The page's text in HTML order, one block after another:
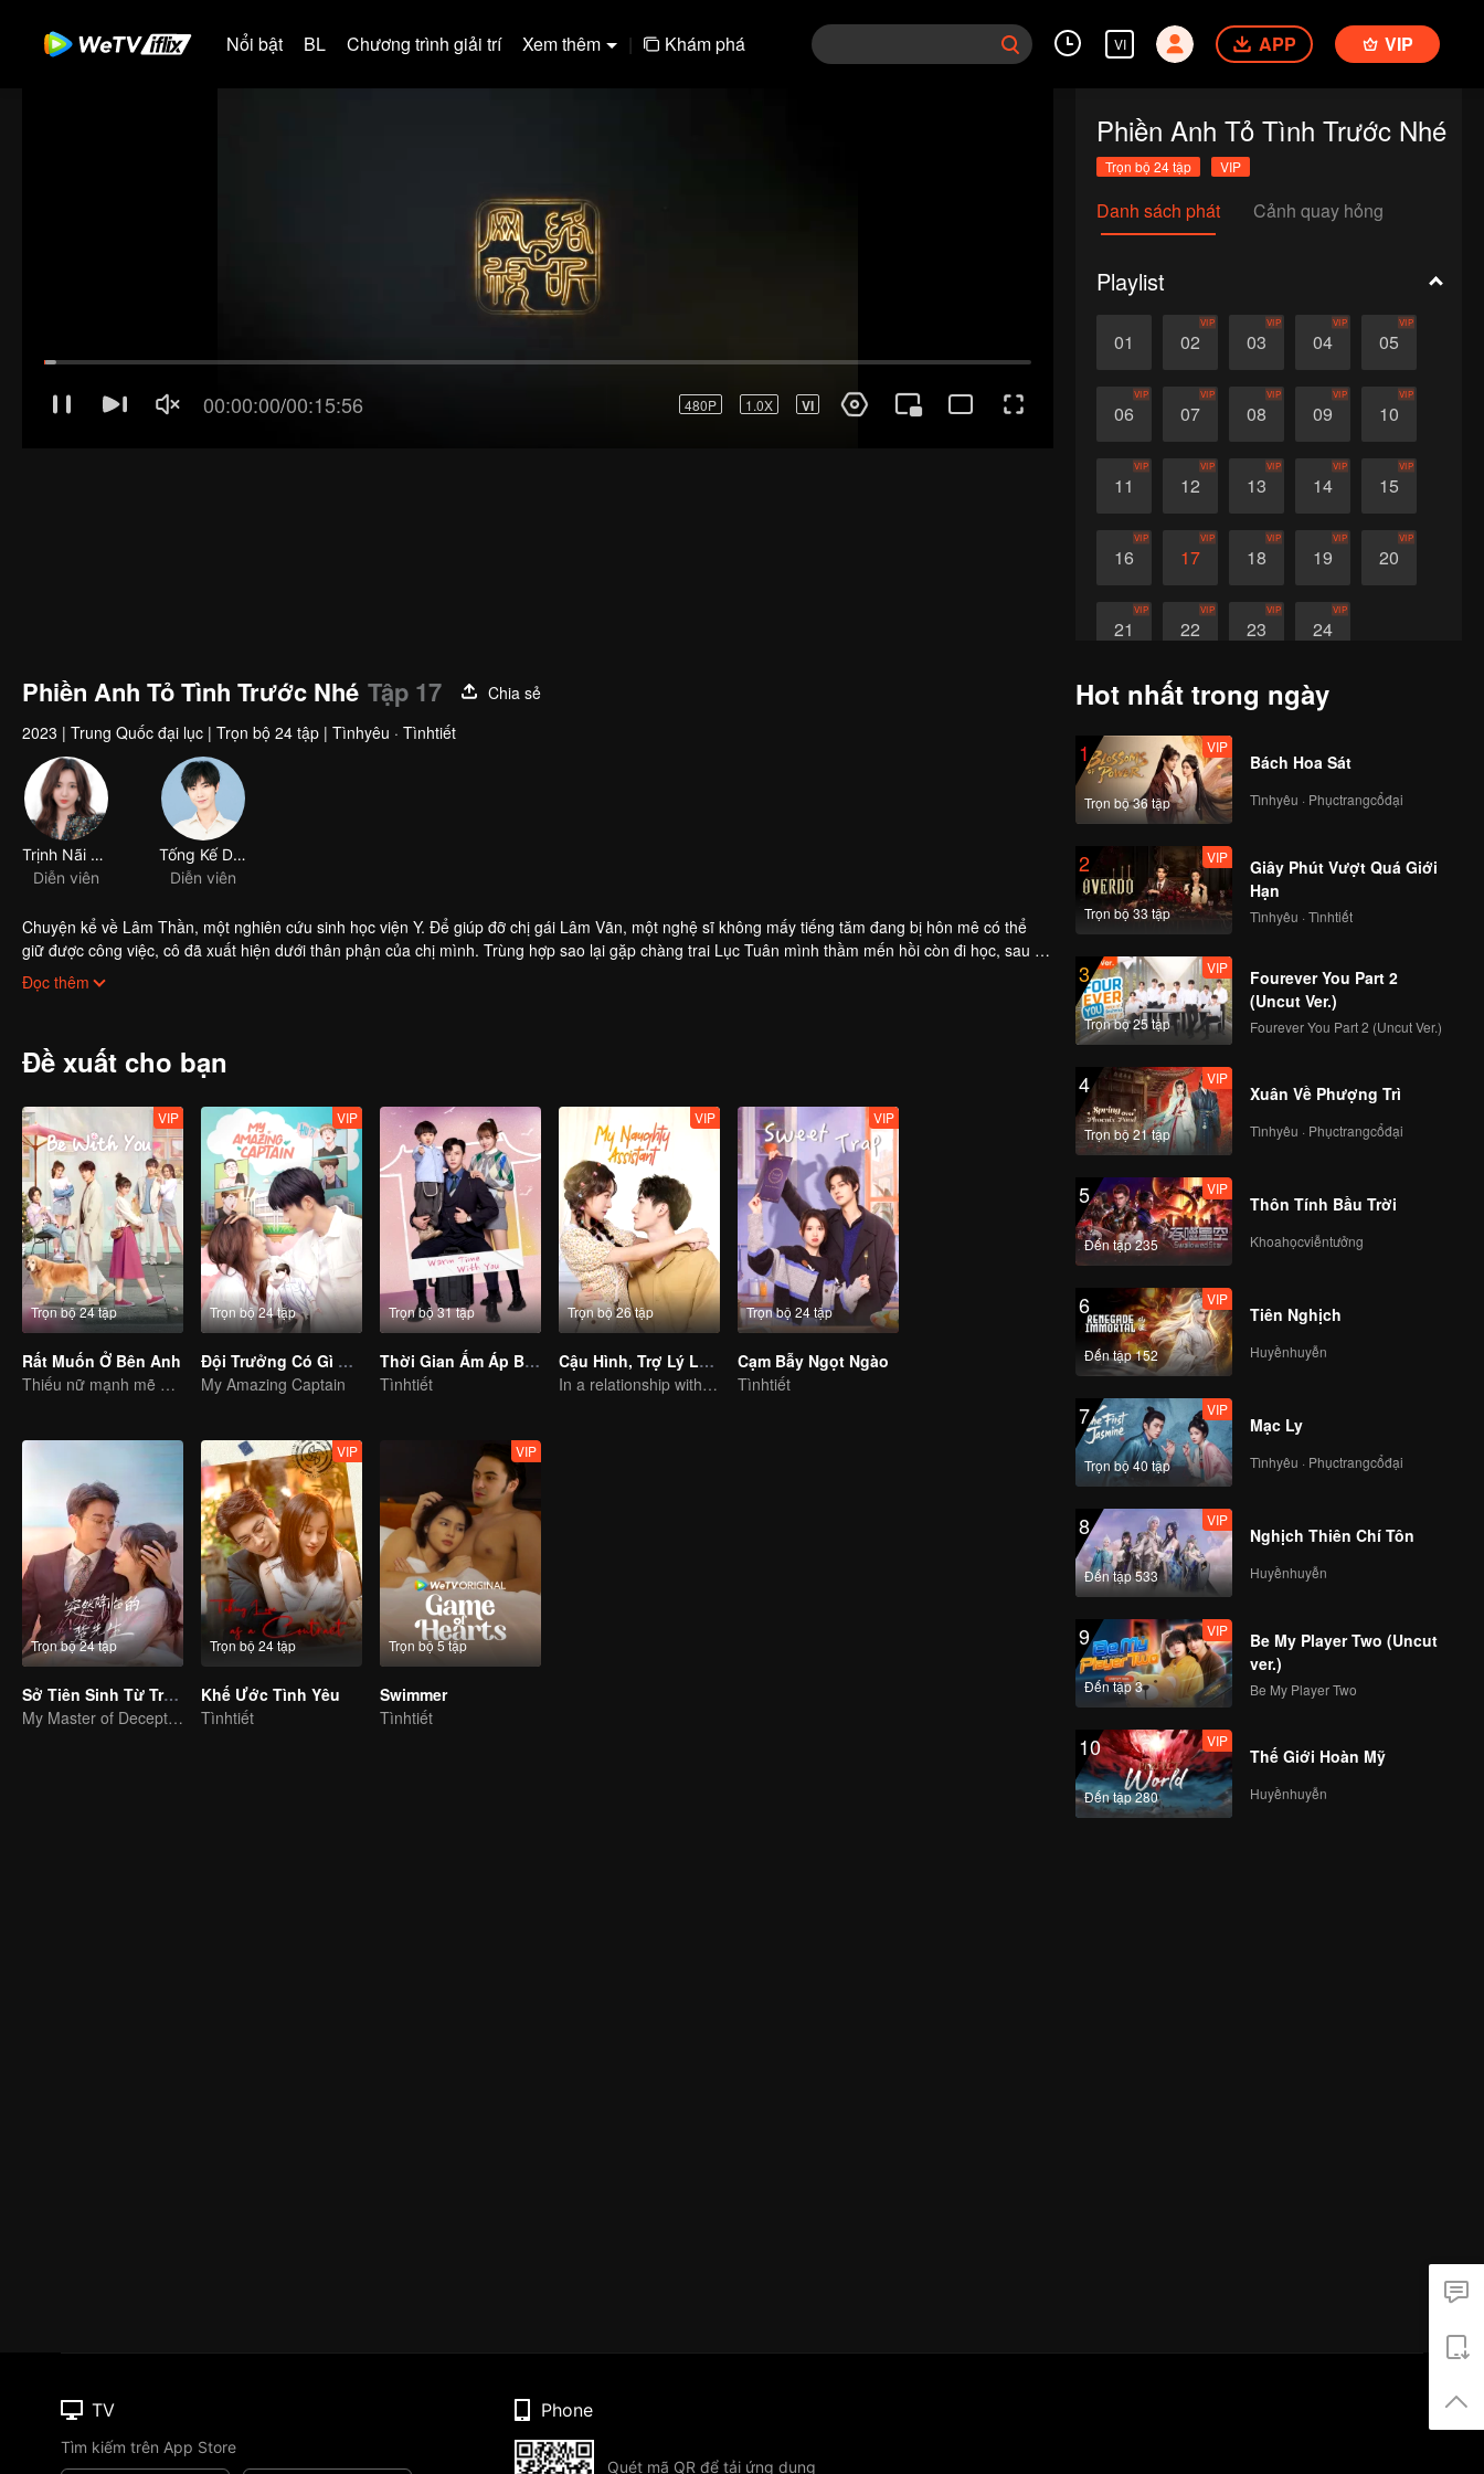
Nổi bật BL Chương trình giải trí Xem thêm | Khám phá VI APP VIP
Phiền Anh Tỏ Tình Trước Nhé
Trọn bộ 24 tập VIP
Danh sách phát Cảnh quay hỏng
Playlist
01 02
VIP
03
VIP
04
VIP
05
VIP
06
VIP
07
VIP
08
VIP
09
VIP
10
VIP
11
VIP
12
VIP
13
VIP
14
VIP
15
VIP
16
VIP
17
VIP
18
VIP
19
VIP
20
VIP
21
VIP
22
VIP
23
VIP
24
VIP
Phiền Anh Tỏ Tình Trước Nhé Tập 17
Chia sẻ
2023 | Trung Quốc đại lục | Trọn bộ 24 tập | Tìnhyêu · Tìnhtiết
Trịnh Nãi Hinh
Diễn viên
Tống Kế Dương
Diễn viên
Chuyện kể về Lâm Thần, một nghiên cứu sinh học viện Y. Để giúp đỡ chị gái Lâm Vãn, một nghệ sĩ không mấy tiếng tăm đang bị hôn mê có thể
giữ được công việc, cô đã xuất hiện dưới thân phận của chị mình. Trùng hợp sao lại gặp chàng trai Lục Tuân mình thầm mến hồi còn đi học, sau đó
là câu chuyện tiếp nối mối duyên xưa…
Đọc thêm
Đề xuất cho bạn
Trọn bộ 24 tập
VIP
Rất Muốn Ở Bên Anh
Thiếu nữ mạnh mẽ điên cuồng tán tỉnh cậu em mặt búng ra sữa kiêu căng.
Trọn bộ 24 tập
VIP
Đội Trưởng Có Gì Sai Sai
My Amazing Captain
Trọn bộ 31 tập
Thời Gian Ấm Áp Bên Em
Tìnhtiết
Trọn bộ 26 tập
VIP
Cậu Hình, Trợ Lý Lại Gây Chuyện Này
In a relationship with an idol
Trọn bộ 24 tập
VIP
Cạm Bẫy Ngọt Ngào
Tìnhtiết
Trọn bộ 24 tập
Sở Tiên Sinh Từ Trên Trời Rơi Xuống
My Master of Deception Girlfriend
Trọn bộ 24 tập
VIP
Khế Ước Tình Yêu
Tìnhtiết
Trọn bộ 5 tập
VIP
Swimmer
Tìnhtiết
Hot nhất trong ngày
1
Trọn bộ 36 tập
VIP
Bách Hoa Sát
Tìnhyêu · Phụctrangcổđại
2
Trọn bộ 33 tập
VIP
Giây Phút Vượt Quá Giới
Hạn
Tìnhyêu · Tìnhtiết
3
Trọn bộ 25 tập
VIP
Fourever You Part 2
(Uncut Ver.)
Fourever You Part 2 (Uncut Ver.)
4
Trọn bộ 21 tập
VIP
Xuân Về Phượng Trì
Tìnhyêu · Phụctrangcổđại
5
Đến tập 235
VIP
Thôn Tính Bầu Trời
Khoahọcviễntưởng
6
Đến tập 152
VIP
Tiên Nghịch
Huyềnhuyễn
7
Trọn bộ 40 tập
VIP
Mạc Ly
Tìnhyêu · Phụctrangcổđại
8
Đến tập 533
VIP
Nghịch Thiên Chí Tôn
Huyềnhuyễn
9
Đến tập 3
VIP
Be My Player Two (Uncut
ver.)
Be My Player Two
10
Đến tập 280
VIP
Thế Giới Hoàn Mỹ
Huyềnhuyễn
TV
Tìm kiếm trên App Store
Phone
Quét mã QR để tải ứng dụng